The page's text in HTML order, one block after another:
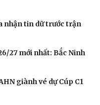
nhận tin dữ trước trận
27 mới nhất: Bắc Ninh
giành vé dự Cúp C1